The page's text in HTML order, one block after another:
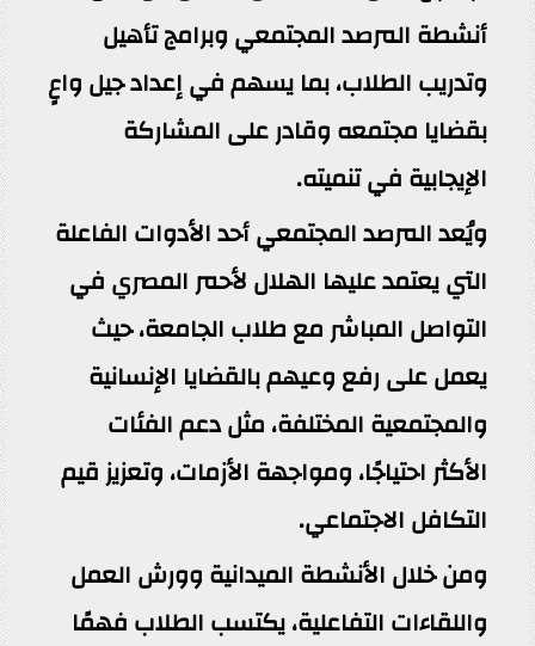
أنشطة المرصد المجتمعي وبرامج تأهيل
وتدريب الطلاب، بما يسهم في إعداد جيل واعٍ
بقضايا مجتمعه وقادر على المشاركة
الإيجابية في تنميته.
ويُعد المرصد المجتمعي أحد الأدوات الفاعلة
التي يعتمد عليها الهلال لأحمر المصري في
التواصل المباشر مع طلاب الجامعة، حيث
يعمل على رفع وعيهم بالقضايا الإنسانية
والمجتمعية المختلفة، مثل دعم الفئات
الأكثر احتياجًا، ومواجهة الأزمات، وتعزيز قيم
التكافل الاجتماعي.
ومن خلال الأنشطة الميدانية وورش العمل
واللقاءات التفاعلية، يكتسب الطلاب فهمًا